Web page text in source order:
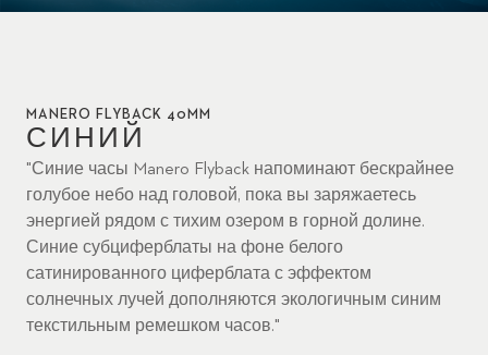
MANERO FLYBACK 40MM
СИНИЙ
"Синие часы Manero Flyback напоминают бескрайнее
голубое небо над головой, пока вы заряжаетесь
энергией рядом с тихим озером в горной долине.
Синие субциферблаты на фоне белого
сатинированного циферблата с эффектом
солнечных лучей дополняются экологичным синим
текстильным ремешком часов."